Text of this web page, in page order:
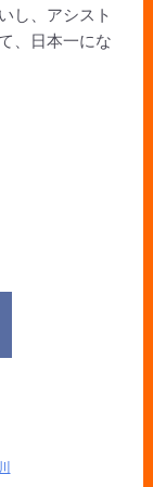
し、アシスト
、日本一にな